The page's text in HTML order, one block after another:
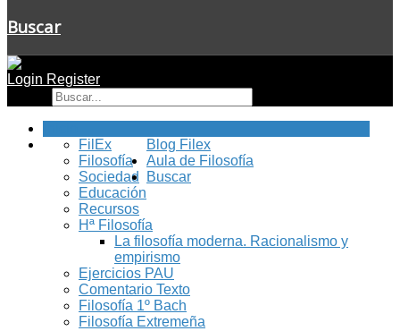
Buscar
Login Register
Blog Filex
FilEx
Filosofía
Sociedad
Educación
Recursos
Aula de Filosofía
Hª Filosofía
La filosofía moderna. Racionalismo y
empirismo
Ejercicios PAU
Comentario Texto
Filosofía 1º Bach
Filosofía Extremeña
Buscar